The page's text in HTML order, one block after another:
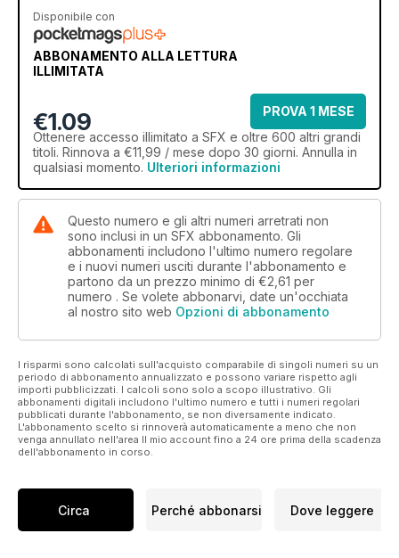
Disponibile con
ABBONAMENTO ALLA LETTURA
ILLIMITATA
€1.09
PROVA 1 MESE
Ottenere accesso illimitato a SFX e oltre 600 altri grandi
titoli. Rinnova a €11,99 / mese dopo 30 giorni. Annulla in
qualsiasi momento. Ulteriori informazioni
Questo numero e gli altri numeri arretrati non
sono inclusi in un SFX abbonamento. Gli
abbonamenti includono l'ultimo numero regolare
e i nuovi numeri usciti durante l'abbonamento e
partono da un prezzo minimo di €2,61 per
numero . Se volete abbonarvi, date un'occhiata
al nostro sito web Opzioni di abbonamento
I risparmi sono calcolati sull'acquisto comparabile di singoli numeri su un
periodo di abbonamento annualizzato e possono variare rispetto agli
importi pubblicizzati. I calcoli sono solo a scopo illustrativo. Gli
abbonamenti digitali includono l'ultimo numero e tutti i numeri regolari
pubblicati durante l'abbonamento, se non diversamente indicato.
L'abbonamento scelto si rinnoverà automaticamente a meno che non
venga annullato nell'area Il mio account fino a 24 ore prima della scadenza
dell'abbonamento in corso.
Circa Perché abbonarsi Dove leggere